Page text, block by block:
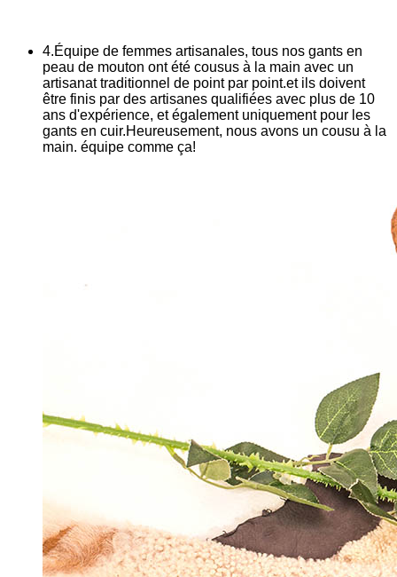
4.Équipe de femmes artisanales, tous nos gants en
peau de mouton ont été cousus à la main avec un
artisanat traditionnel de point par point.et ils doivent
être finis par des artisanes qualifiées avec plus de 10
ans d'expérience, et également uniquement pour les
gants en cuir.Heureusement, nous avons un cousu à la
main. équipe comme ça!